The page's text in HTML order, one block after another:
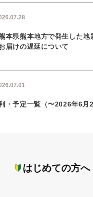
本県熊本地方で発生した
届けの遅延について
・予定一覧（〜2026年6月
はじめての方へ